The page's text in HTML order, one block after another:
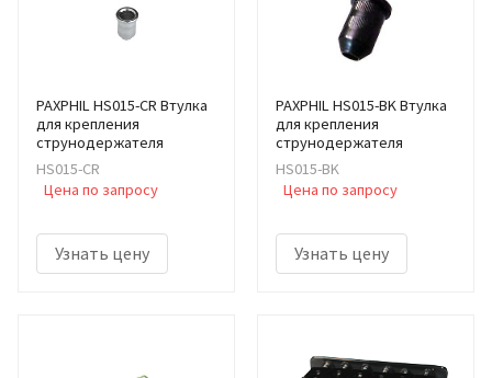
PAXPHIL HS015-CR Втулка
для крепления
струнодержателя
HS015-CR
Цена по запросу
Узнать цену
PAXPHIL HS015-BK Втулка
для крепления
струнодержателя
HS015-BK
Цена по запросу
Узнать цену